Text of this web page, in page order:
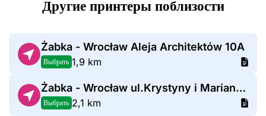
Другие принтеры поблизости
Żabka - Wrocław Aleja Architektów 10A
Выбрать 1,9 km
Żabka - Wrocław ul.Krystyny i Mariana Barskich 17
Выбрать 2,1 km